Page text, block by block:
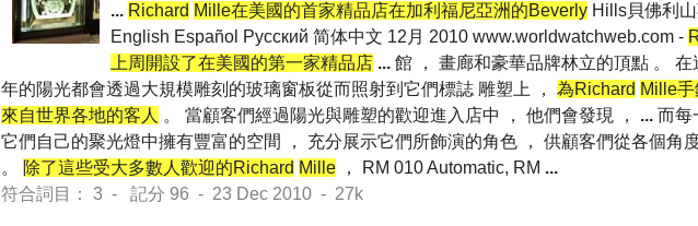
... Richard Mille在美國的首家精品店在加利福尼亞洲的Beverly Hills貝佛利
English Español Pусский 简体中文 12月 2010 www.worldwatchweb.com -
上周開設了在美國的第一家精品店 ... 館 ， 畫廊和豪華品牌林立的頂點 。 在
年的陽光都會透過大規模雕刻的玻璃窗板從而照射到它們標誌 雕塑上 ， 為Richard Mille
來自世界各地的客人 。 當顧客們經過陽光與雕塑的歡迎進入店中 ， 他們會發現 ， ... 而每
它們自己的聚光燈中擁有豐富的空間 ， 充分展示它們所飾演的角色 ， 供顧客們從各個角
。
除了這些受大多數人歡迎的Richard Mille ， RM 010 Automatic, RM ...
符合詞目： 3 - 記分 96 - 23 Dec 2010 - 27k